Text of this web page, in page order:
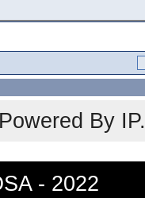
Powered By
- 2022